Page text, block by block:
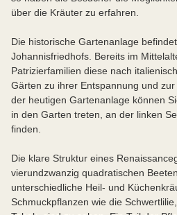
über die Kräuter zu erfahren.
Die historische Gartenanlage
Johannisfriedhofs. Bereits im
Patrizierfamilien diese nach
Gärten zu ihrer Entspannung und
der heutigen Gartenanlage können
in den Garten treten, an der linken
finden.
Die klare Struktur eines
vierundzwanzig quadratischen
unterschiedliche Heil- und
Schmuckpflanzen wie die